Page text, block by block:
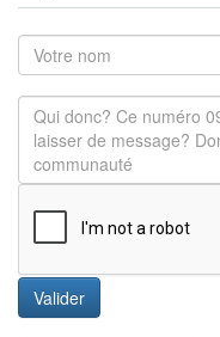
Valider